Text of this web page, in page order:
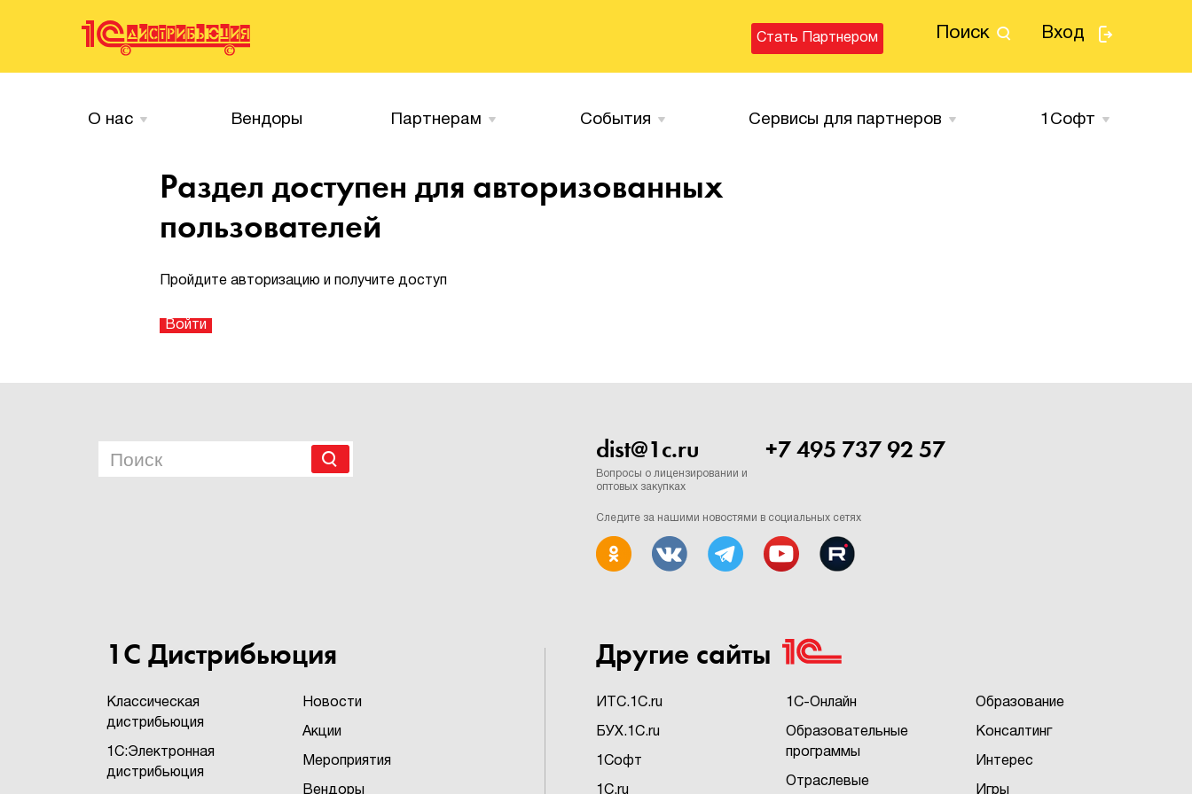
Поиск Вход
Стать Партнером
О нас Вендоры Партнерам События Сервисы для партнеров 1Cофт
Раздел доступен для авторизованных
пользователей
Пройдите авторизацию и получите доступ
+7 495 737 92 57
dist@1c.ru
Вопросы о лицензировании и
оптовых закупках
Следите за нашими новостями в социальных сетях
1С Дистрибьюция
Классическая
дистрибьюция
1С:Электронная
дистрибьюция
Новости
Акции
Мероприятия
Вендоры
Другие сайты
ИTC.1C.ru
БУХ.1C.ru
1Софт
1C.ru
1С-Онлайн
Образовательные
программы
Отраслевые
Образование
Консалтинг
Интерес
Игры